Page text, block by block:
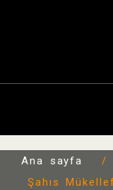
Ana sayfa /
Şahıs